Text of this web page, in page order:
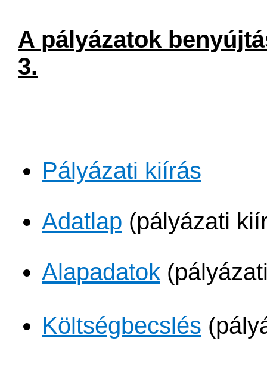
A pályázatok
3.
Pályázati kiírás​
Adatlap​ (pályázati
Alapadatok
Költségbecslés